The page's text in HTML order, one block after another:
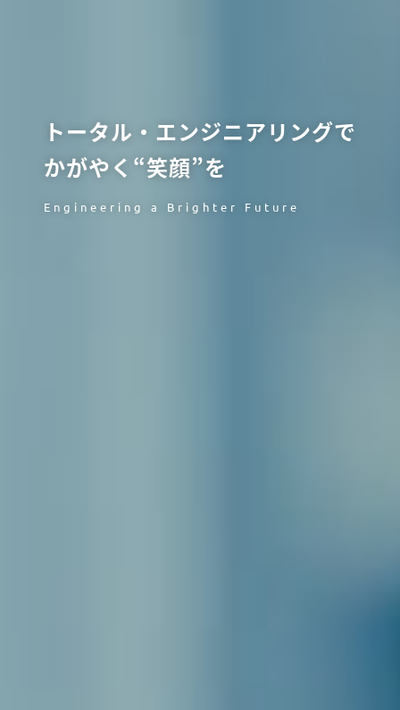
トータル・エンジニアリングで
かがやく“笑顔”を
Engineering a Brighter Future